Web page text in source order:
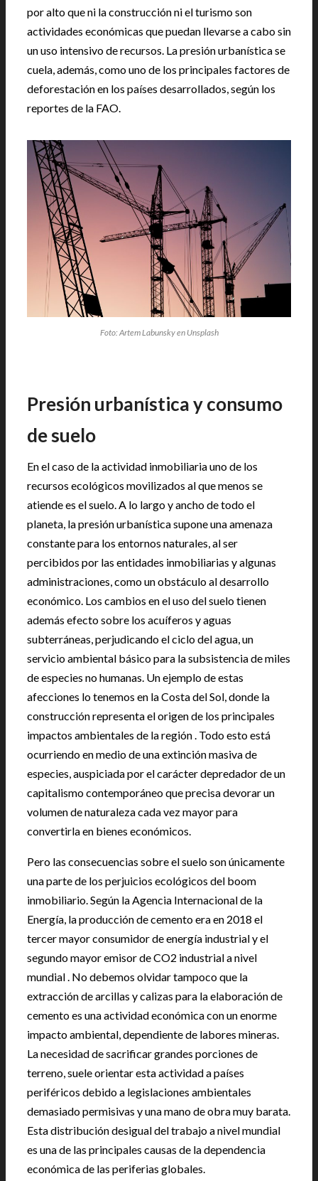
por alto que ni la construcción ni el turismo son
actividades económicas que puedan llevarse a cabo sin
un uso intensivo de recursos. La presión urbanística se
cuela, además, como uno de los principales factores de
deforestación en los países desarrollados, según los
reportes de la FAO.
Foto: Artem Labunsky en Unsplash
Presión urbanística y consumo
de suelo
En el caso de la actividad inmobiliaria uno de los
recursos ecológicos movilizados al que menos se
atiende es el suelo. A lo largo y ancho de todo el
planeta, la presión urbanística supone una amenaza
constante para los entornos naturales, al ser
percibidos por las entidades inmobiliarias y algunas
administraciones, como un obstáculo al desarrollo
económico. Los cambios en el uso del suelo tienen
además efecto sobre los acuíferos y aguas
subterráneas, perjudicando el ciclo del agua, un
servicio ambiental básico para la subsistencia de miles
de especies no humanas. Un ejemplo de estas
afecciones lo tenemos en la Costa del Sol, donde la
construcción representa el origen de los principales
impactos ambientales de la región . Todo esto está
ocurriendo en medio de una extinción masiva de
especies, auspiciada por el carácter depredador de un
capitalismo contemporáneo que precisa devorar un
volumen de naturaleza cada vez mayor para
convertirla en bienes económicos.
Pero las consecuencias sobre el suelo son únicamente
una parte de los perjuicios ecológicos del boom
inmobiliario. Según la Agencia Internacional de la
Energía, la producción de cemento era en 2018 el
tercer mayor consumidor de energía industrial y el
segundo mayor emisor de CO2 industrial a nivel
mundial . No debemos olvidar tampoco que la
extracción de arcillas y calizas para la elaboración de
cemento es una actividad económica con un enorme
impacto ambiental, dependiente de labores mineras.
La necesidad de sacrificar grandes porciones de
terreno, suele orientar esta actividad a países
periféricos debido a legislaciones ambientales
demasiado permisivas y una mano de obra muy barata.
Esta distribución desigual del trabajo a nivel mundial
es una de las principales causas de la dependencia
económica de las periferias globales.